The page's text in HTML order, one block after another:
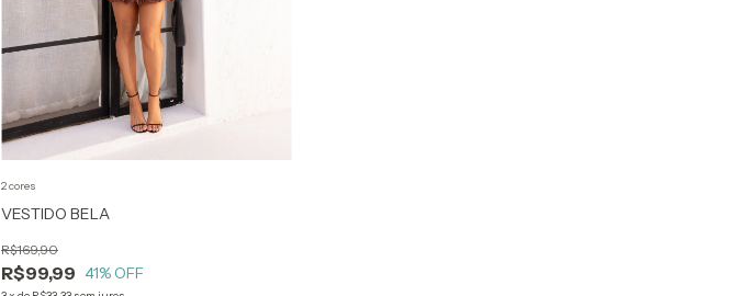
VESTIDO BELA
R$99,99
R$169,90
41% OFF
2 cores